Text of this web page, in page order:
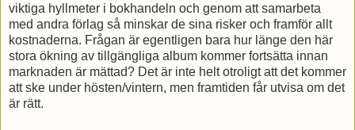
viktiga hyllmeter i bokhandeln och genom att samarbeta
med andra förlag så minskar de sina risker och framför allt
kostnaderna. Frågan är egentligen bara hur länge den här
stora ökning av tillgängliga album kommer fortsätta innan
marknaden är mättad? Det är inte helt otroligt att det kommer
att ske under hösten/vintern, men framtiden får utvisa om det
är rätt.